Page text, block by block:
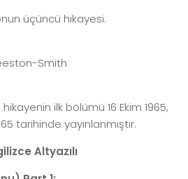
üçüncü hikayesi.
Smith
ilk bölümü 16 Ekim 1965,
tarihinde yayınlanmıştır.
Altyazılı